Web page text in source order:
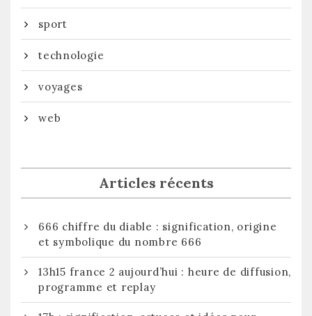
sport
technologie
voyages
web
Articles récents
666 chiffre du diable : signification, origine
et symbolique du nombre 666
13h15 france 2 aujourd’hui : heure de diffusion,
programme et replay